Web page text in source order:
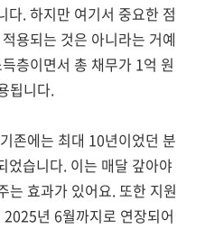
. 하지만 여기서 중요한 점
용되는 것은 아니라는 거예
층이면서 총 채무가 1억 원
됩니다.
존에는 최대 10년이었던 분
었습니다. 이는 매달 갚아야
는 효과가 있어요. 또한 지원
년 6월까지로 연장되어